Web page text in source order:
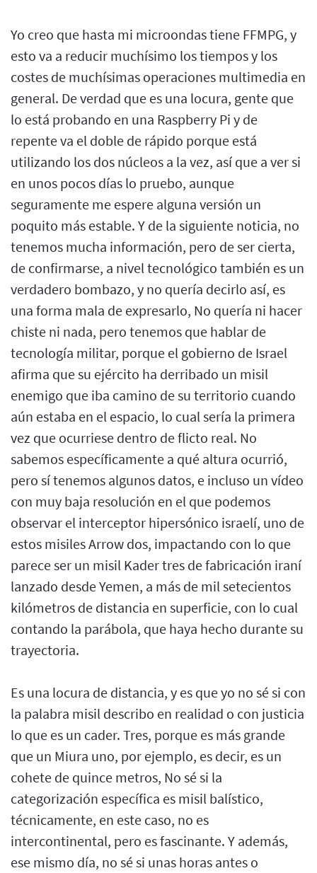
Yo creo que hasta mi microondas tiene FFMPG, y
esto va a reducir muchísimo los tiempos y los
costes de muchísimas operaciones multimedia en
general. De verdad que es una locura, gente que
lo está probando en una Raspberry Pi y de
repente va el doble de rápido porque está
utilizando los dos núcleos a la vez, así que a ver si
en unos pocos días lo pruebo, aunque
seguramente me espere alguna versión un
poquito más estable. Y de la siguiente noticia, no
tenemos mucha información, pero de ser cierta,
de confirmarse, a nivel tecnológico también es un
verdadero bombazo, y no quería decirlo así, es
una forma mala de expresarlo, No quería ni hacer
chiste ni nada, pero tenemos que hablar de
tecnología militar, porque el gobierno de Israel
afirma que su ejército ha derribado un misil
enemigo que iba camino de su territorio cuando
aún estaba en el espacio, lo cual sería la primera
vez que ocurriese dentro de flicto real. No
sabemos específicamente a qué altura ocurrió,
pero sí tenemos algunos datos, e incluso un vídeo
con muy baja resolución en el que podemos
observar el interceptor hipersónico israelí, uno de
estos misiles Arrow dos, impactando con lo que
parece ser un misil Kader tres de fabricación iraní
lanzado desde Yemen, a más de mil setecientos
kilómetros de distancia en superficie, con lo cual
contando la parábola, que haya hecho durante su
trayectoria.
Es una locura de distancia, y es que yo no sé si con
la palabra misil describo en realidad o con justicia
lo que es un cader. Tres, porque es más grande
que un Miura uno, por ejemplo, es decir, es un
cohete de quince metros, No sé si la
categorización específica es misil balístico,
técnicamente, en este caso, no es
intercontinental, pero es fascinante. Y además,
ese mismo día, no sé si unas horas antes o